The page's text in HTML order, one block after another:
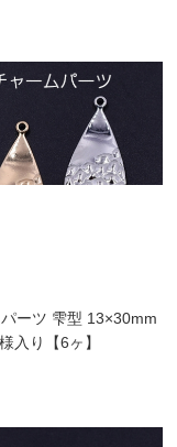
ーツ 雫型 13×30mm
入り【6ヶ】